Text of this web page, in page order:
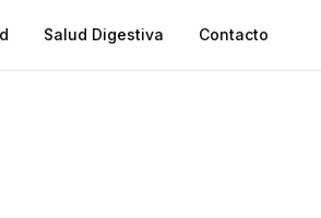
Salud Digestiva Contacto